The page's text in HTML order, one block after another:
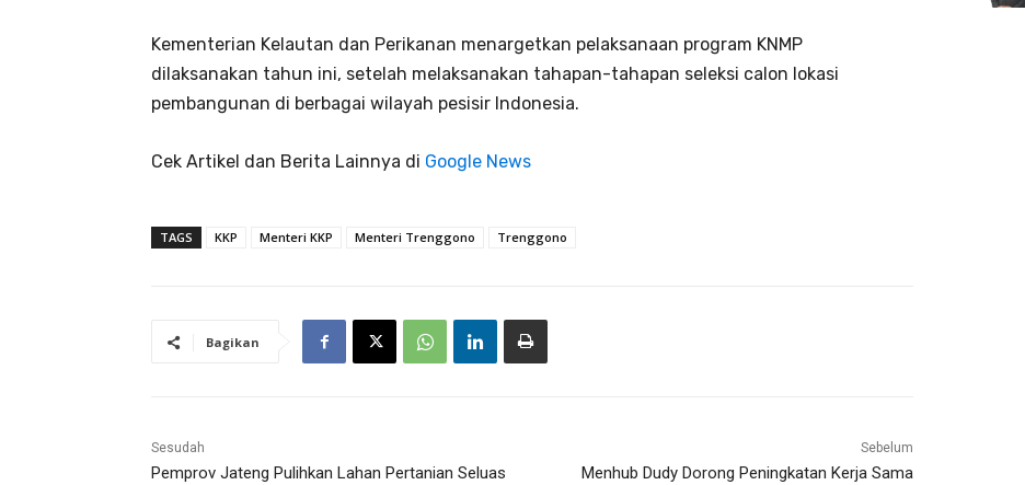
Kementerian Kelautan dan Perikanan menargetkan pelaksanaan program KNMP
dilaksanakan tahun ini, setelah melaksanakan tahapan-tahapan seleksi calon lokasi
pembangunan di berbagai wilayah pesisir Indonesia.
Cek Artikel dan Berita Lainnya di Google News
TAGS KKP Menteri KKP Menteri Trenggono Trenggono
Bagikan
Sesudah
Pemprov Jateng Pulihkan Lahan Pertanian Seluas
Sebelum
Menhub Dudy Dorong Peningkatan Kerja Sama